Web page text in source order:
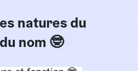
natures du
nom 🤓